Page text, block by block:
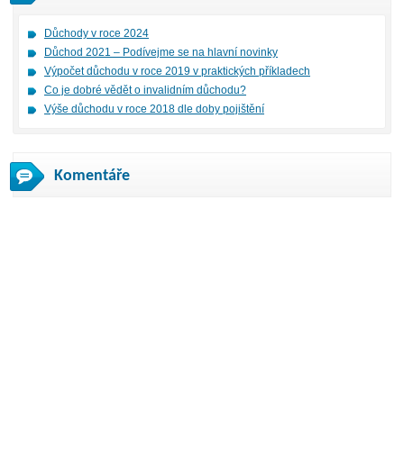
Důchody v roce 2024
Důchod 2021 – Podívejme se na hlavní novinky
Výpočet důchodu v roce 2019 v praktických příkladech
Co je dobré vědět o invalidním důchodu?
Výše důchodu v roce 2018 dle doby pojištění
Komentáře